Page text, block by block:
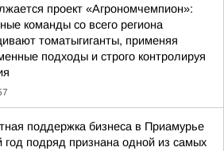
проект «Агрономчемпион»:
команды со всего региона
томатыгиганты, применяя
подходы и строго контролируя
поддержка бизнеса в Приамурье
год подряд признана одной из самых